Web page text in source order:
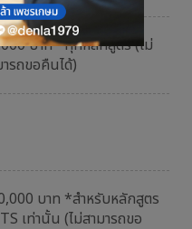
บาท *ทุกหลักสูตร (ไม่
ารถขอคืนได้)
บาท *สำหรับหลักสูตร
เท่านั้น (ไม่สามารถขอ